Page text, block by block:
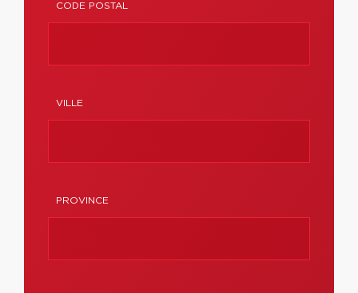
CODE POSTAL
VILLE
PROVINCE